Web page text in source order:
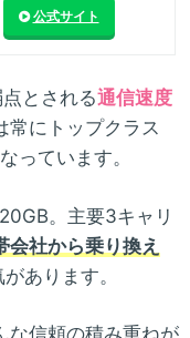
公式サイト
とされる通信速度
常にトップクラス
っています。
。主要3キャリ
会社から乗り換え
あります。